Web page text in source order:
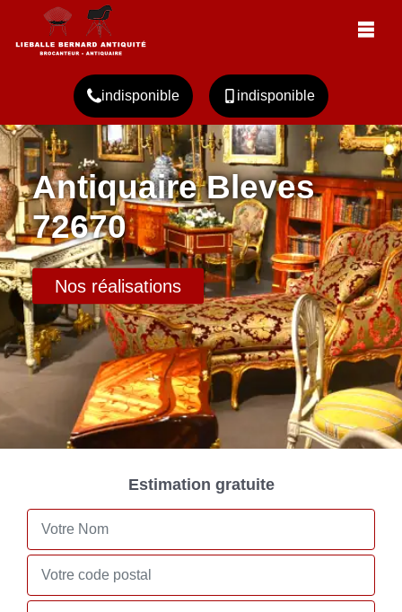
indisponible indisponible
Antiquaire Bleves
72670
Nos réalisations
Estimation gratuite